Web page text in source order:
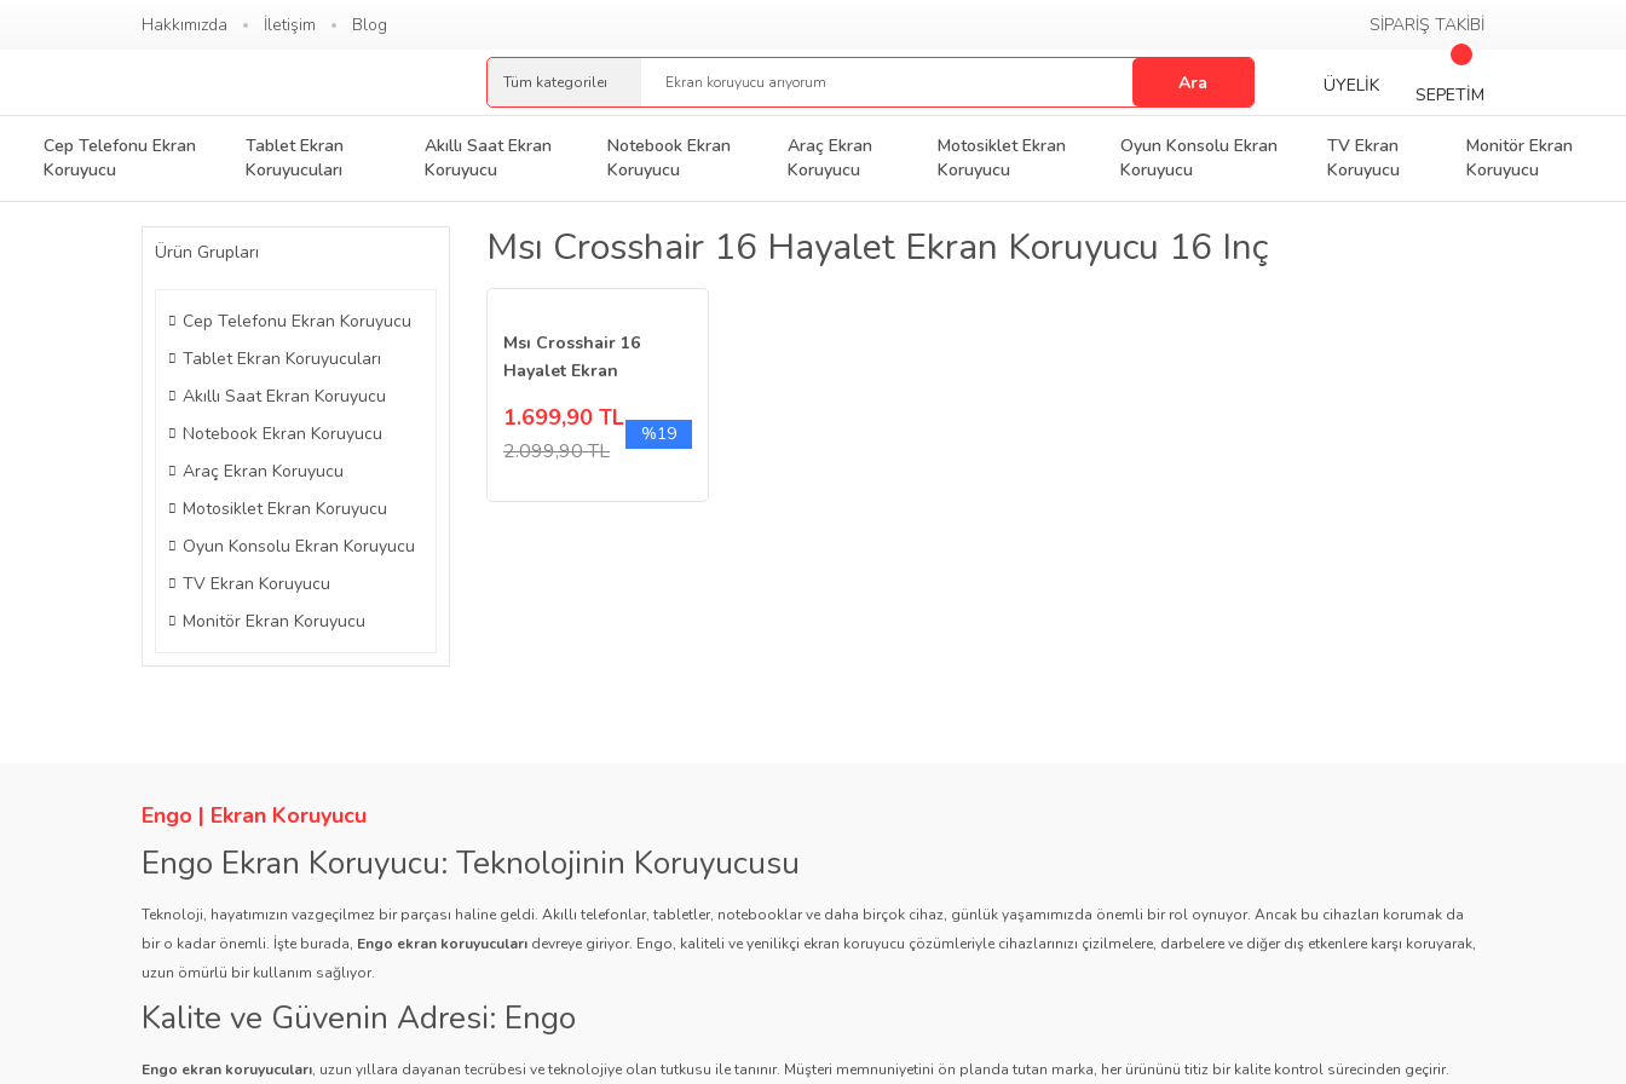
Hakkımızda İletişim Blog SİPARİŞ TAKİBİ
Ara ÜYELİK SEPETİM
Cep Telefonu Ekran
Koruyucu
Tablet Ekran
Koruyucuları
Akıllı Saat Ekran
Koruyucu
Notebook Ekran
Koruyucu
Araç Ekran
Koruyucu
Motosiklet Ekran
Koruyucu
Oyun Konsolu Ekran
Koruyucu
TV Ekran
Koruyucu
Monitör Ekran
Koruyucu
Ürün Grupları
Cep Telefonu Ekran Koruyucu
Tablet Ekran Koruyucuları
Akıllı Saat Ekran Koruyucu
Notebook Ekran Koruyucu
Araç Ekran Koruyucu
Motosiklet Ekran Koruyucu
Oyun Konsolu Ekran Koruyucu
TV Ekran Koruyucu
Monitör Ekran Koruyucu
Msı Crosshair 16 Hayalet Ekran Koruyucu 16 Inç
Msı Crosshair 16
Hayalet Ekran
16:10
1.699,90 TL
2.099,90 TL
%19
Engo | Ekran Koruyucu
Engo Ekran Koruyucu: Teknolojinin Koruyucusu
Teknoloji, hayatımızın vazgeçilmez bir parçası haline geldi. Akıllı telefonlar, tabletler, notebooklar ve daha birçok cihaz, günlük yaşamımızda önemli bir rol oynuyor. Ancak bu cihazları korumak da
bir o kadar önemli. İşte burada, Engo ekran koruyucuları devreye giriyor. Engo, kaliteli ve yenilikçi ekran koruyucu çözümleriyle cihazlarınızı çizilmelere, darbelere ve diğer dış etkenlere karşı koruyarak,
uzun ömürlü bir kullanım sağlıyor.
Kalite ve Güvenin Adresi: Engo
Engo ekran koruyucuları, uzun yıllara dayanan tecrübesi ve teknolojiye olan tutkusu ile tanınır. Müşteri memnuniyetini ön planda tutan marka, her ürününü titiz bir kalite kontrol sürecinden geçirir.